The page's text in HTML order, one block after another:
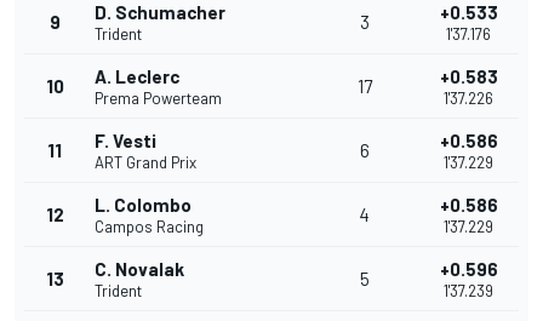
9 D. Schumacher
Trident
3 +0.533
1'37.176
10 A. Leclerc
Prema Powerteam
17 +0.583
1'37.226
11 F. Vesti
ART Grand Prix
6 +0.586
1'37.229
12 L. Colombo
Campos Racing
4 +0.586
1'37.229
13 C. Novalak
Trident
5 +0.596
1'37.239